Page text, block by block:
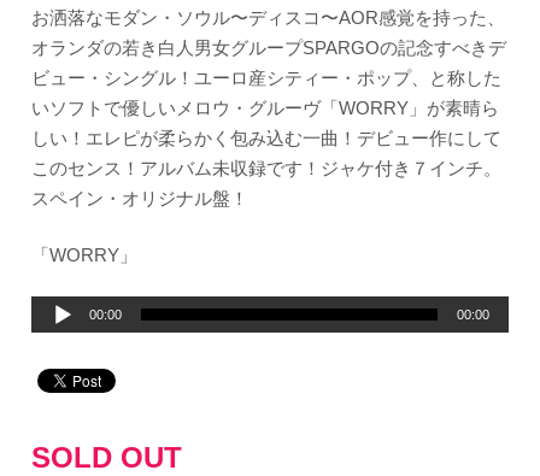
お洒落なモダン・ソウル〜ディスコ〜AOR感覚を持った、
オランダの若き白人男女グループSPARGOの記念すべきデ
ビュー・シングル！ユーロ産シティー・ポップ、と称した
いソフトで優しいメロウ・グルーヴ「WORRY」が素晴ら
しい！エレピが柔らかく包み込む一曲！デビュー作にして
このセンス！アルバム未収録です！ジャケ付き７インチ。
スペイン・オリジナル盤！
「WORRY」
プ
ヤ
00:00 00:00
SOLD OUT